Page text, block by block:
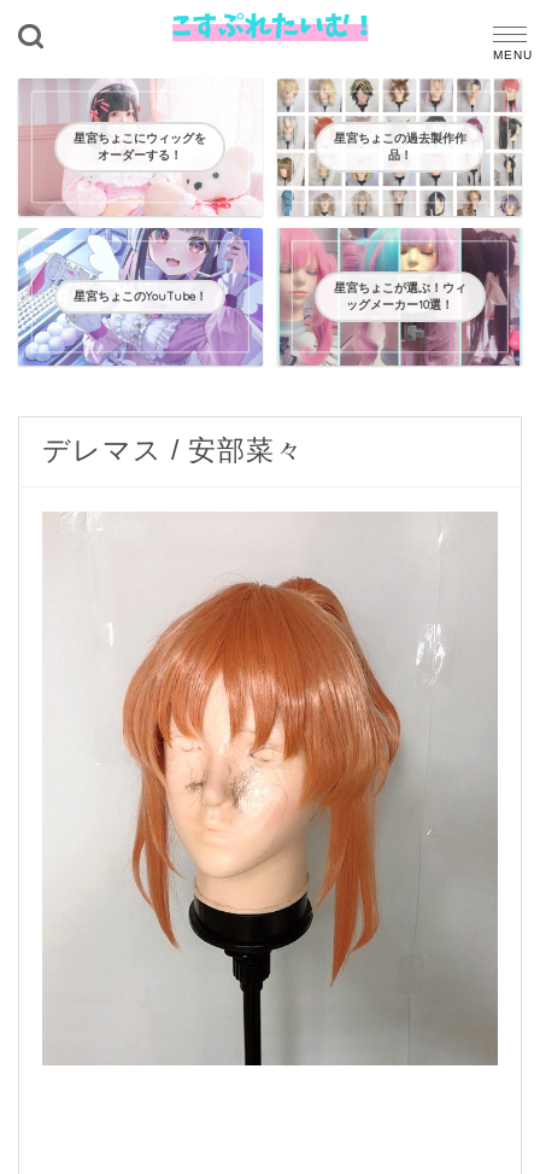
星宮ちょこにウィッグを
オーダーする！
星宮ちょこの過去製作作
品！
星宮ちょこのYouTube！
星宮ちょこが選ぶ！ウィ
ッグメーカー10選！
デレマス / 安部菜々